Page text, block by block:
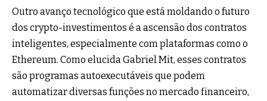
Outro avanço tecnológico que está moldando o futuro
dos crypto-investimentos é a ascensão dos contratos
inteligentes, especialmente com plataformas como o
Ethereum. Como elucida Gabriel Mit, esses contratos
são programas autoexecutáveis que podem
automatizar diversas funções no mercado financeiro,